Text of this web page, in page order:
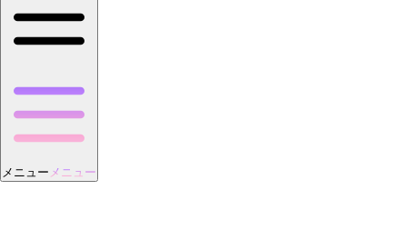
メニュー メニュー